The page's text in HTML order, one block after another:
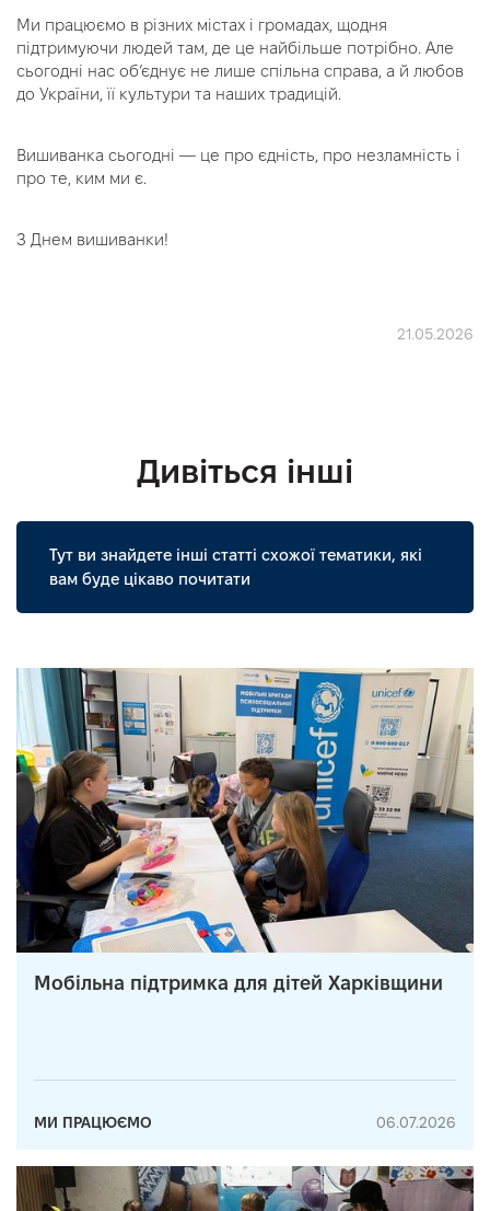
Ми працюємо в різних містах і громадах, щодня
підтримуючи людей там, де це найбільше потрібно. Але
сьогодні нас об’єднує не лише спільна справа, а й любов
до України, її культури та наших традицій.
Вишиванка сьогодні — це про єдність, про незламність і
про те, ким ми є.
З Днем вишиванки!
21.05.2026
Дивіться інші
Тут ви знайдете інші статті схожої тематики, які
вам буде цікаво почитати
Мобільна підтримка для дітей Харківщини
МИ ПРАЦЮЄМО 06.07.2026